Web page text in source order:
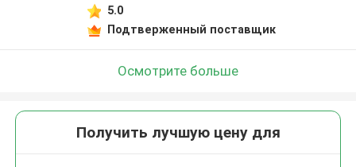
5.0
Подтверженный поставщик
Осмотрите больше
Получить лучшую цену для